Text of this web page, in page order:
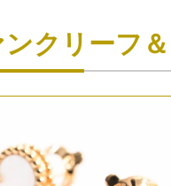
ンクリーフ